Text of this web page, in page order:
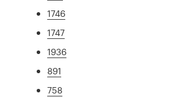
1746
1747
1936
891
758